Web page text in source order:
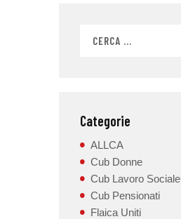
Categorie
ALLCA
Cub Donne
Cub Lavoro Sociale
Cub Pensionati
Flaica Uniti